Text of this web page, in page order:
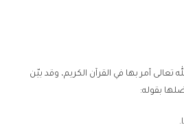
تعالى أمر بها في القرآن الكريم، وقد بيّن
بقوله: